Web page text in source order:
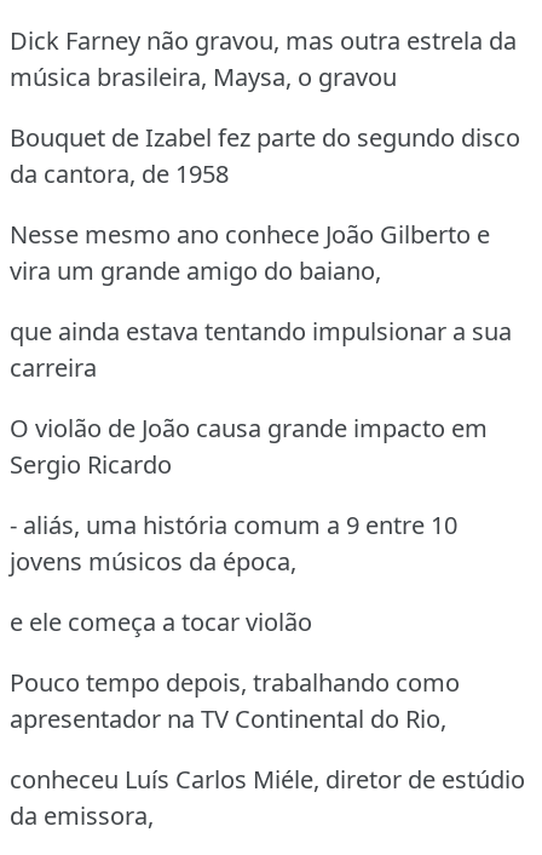
Dick Farney não gravou, mas outra estrela da
música brasileira, Maysa, o gravou
Bouquet de Izabel fez parte do segundo disco
da cantora, de 1958
Nesse mesmo ano conhece João Gilberto e
vira um grande amigo do baiano,
que ainda estava tentando impulsionar a sua
carreira
O violão de João causa grande impacto em
Sergio Ricardo
- aliás, uma história comum a 9 entre 10
jovens músicos da época,
e ele começa a tocar violão
Pouco tempo depois, trabalhando como
apresentador na TV Continental do Rio,
conheceu Luís Carlos Miéle, diretor de estúdio
da emissora,